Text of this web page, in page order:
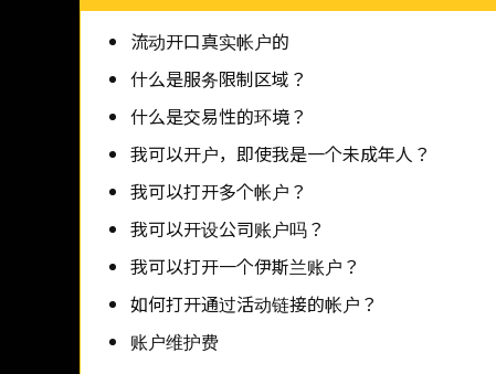
流动开口真实帐户的
什么是服务限制区域？
什么是交易性的环境？
我可以开户，即使我是一个未成年人？
我可以打开多个帐户？
我可以开设公司账户吗？
我可以打开一个伊斯兰账户？
如何打开通过活动链接的帐户？
账户维护费